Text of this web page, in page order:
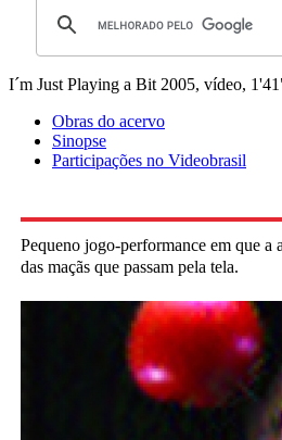
I´m Just Playing a Bit 2005, vídeo,
Obras do acervo
Sinopse
Participações no Videobrasil
Pequeno jogo-performance em que a
das maçãs que passam pela tela.